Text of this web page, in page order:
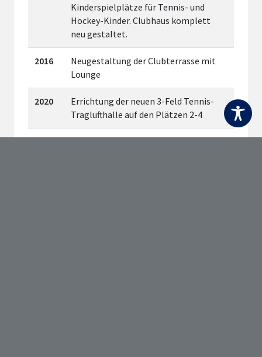
Kinderspielplätze für Tennis- und
Hockey-Kinder. Clubhaus komplett
neu gestaltet.
2016
Neugestaltung der Clubterrasse mit
Lounge
2020
Errichtung der neuen 3-Feld Tennis-
Traglufthalle auf den Plätzen 2-4
2021
Mitgliederversammlung August 2021 –